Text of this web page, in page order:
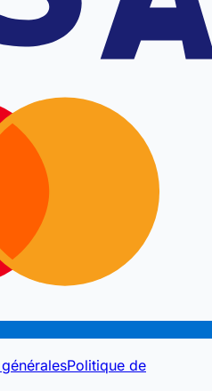
Politique de